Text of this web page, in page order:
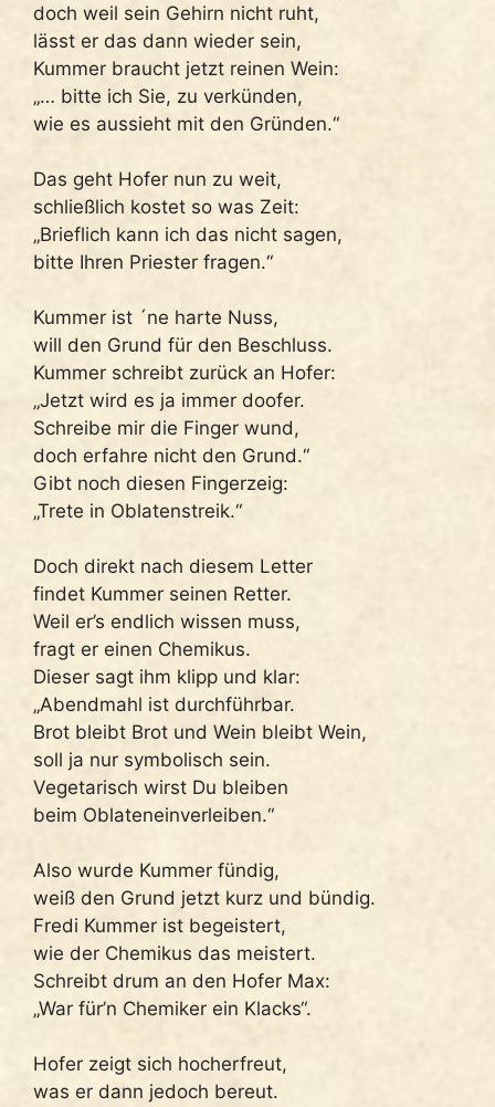
doch weil sein Gehirn nicht ruht,
lässt er das dann wieder sein,
Kummer braucht jetzt reinen Wein:
„… bitte ich Sie, zu verkünden,
wie es aussieht mit den Gründen.“
Das geht Hofer nun zu weit,
schließlich kostet so was Zeit:
„Brieflich kann ich das nicht sagen,
bitte Ihren Priester fragen.“
Kummer ist ´ne harte Nuss,
will den Grund für den Beschluss.
Kummer schreibt zurück an Hofer:
„Jetzt wird es ja immer doofer.
Schreibe mir die Finger wund,
doch erfahre nicht den Grund.“
Gibt noch diesen Fingerzeig:
„Trete in Oblatenstreik.“
Doch direkt nach diesem Letter
findet Kummer seinen Retter.
Weil er’s endlich wissen muss,
fragt er einen Chemikus.
Dieser sagt ihm klipp und klar:
„Abendmahl ist durchführbar.
Brot bleibt Brot und Wein bleibt Wein,
soll ja nur symbolisch sein.
Vegetarisch wirst Du bleiben
beim Oblateneinverleiben.“
Also wurde Kummer fündig,
weiß den Grund jetzt kurz und bündig.
Fredi Kummer ist begeistert,
wie der Chemikus das meistert.
Schreibt drum an den Hofer Max:
„War für’n Chemiker ein Klacks“.
Hofer zeigt sich hocherfreut,
was er dann jedoch bereut.